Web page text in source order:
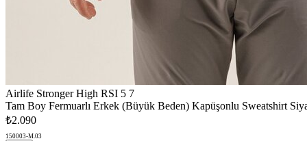
Airlife Stronger High RSI 5 7
Tam Boy Fermuarlı Erkek (Büyük Beden) Kapüşonlu Sweatshirt
₺2.090
150003-M.03